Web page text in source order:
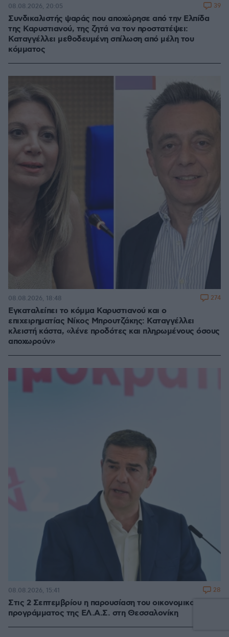
Συνδικαλιστής ψαράς που αποχώρησε από την Ελπίδα
της Καρυστιανού, της ζητά να τον προστατέψει:
Καταγγέλλει μεθοδευμένη σπίλωση από μέλη του
κόμματος
08.08.2026, 20:05 39
Εγκαταλείπει το κόμμα Καρυστιανού και ο
επιχειρηματίας Νίκος Μπρουτζάκης: Καταγγέλλει
κλειστή κάστα, «λένε προδότες και πληρωμένους όσους
αποχωρούν»
08.08.2026, 18:48 274
Στις 2 Σεπτεμβρίου η παρουσίαση του οικονομικού
προγράμματος της ΕΛ.Α.Σ. στη Θεσσαλονίκη
08.08.2026, 15:41 28